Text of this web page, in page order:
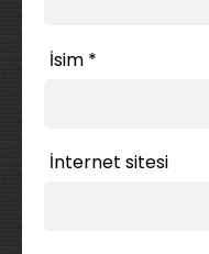
İsim *
İnternet sitesi